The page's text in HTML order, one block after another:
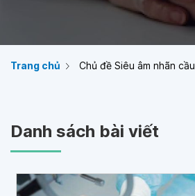
Trang chủ Chủ đề Siêu âm nhãn cầu
Danh sách bài viết